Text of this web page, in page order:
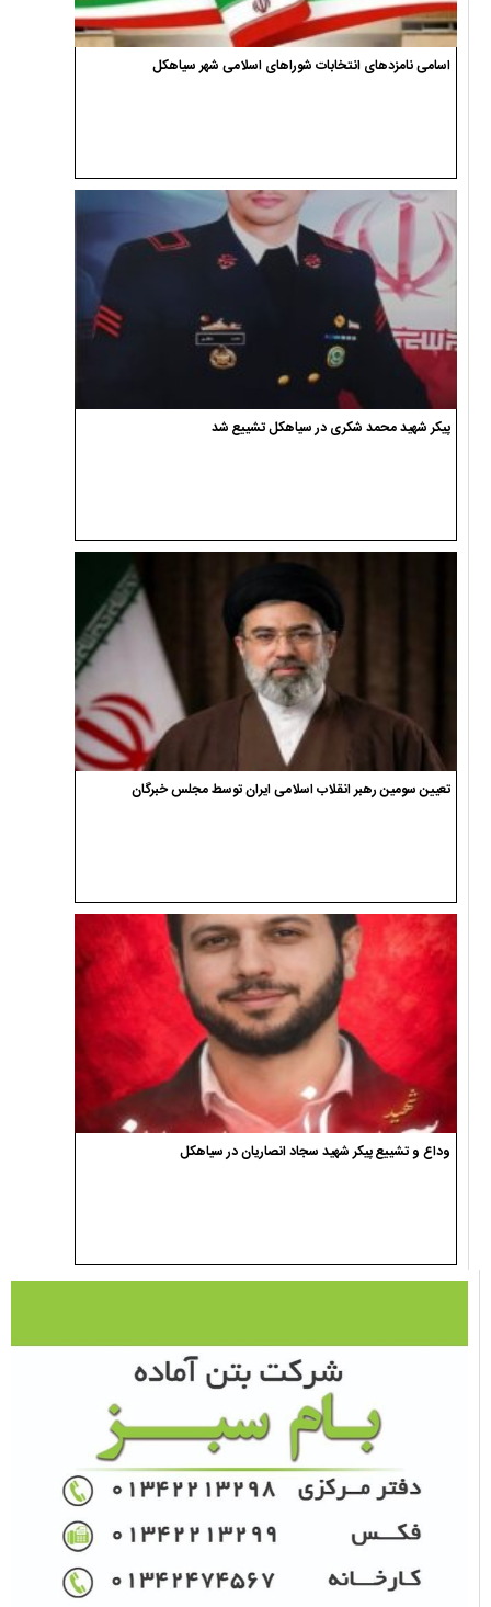
اسامی نامزدهای انتخابات شوراهای اسلامی شهر سیاهکل
پیکر شهید محمد شکری در سیاهکل تشییع شد
تعیین سومین رهبر انقلاب اسلامی ایران توسط مجلس خبرگان
وداع و تشییع پیکر شهید سجاد انصاریان در سیاهکل